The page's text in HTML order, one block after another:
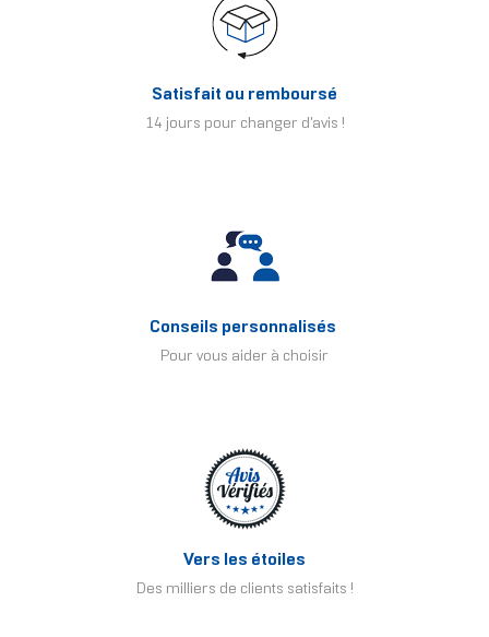
Satisfait ou remboursé
14 jours pour changer d'avis !
Conseils personnalisés
Pour vous aider à choisir
Vers les étoiles
Des milliers de clients satisfaits !